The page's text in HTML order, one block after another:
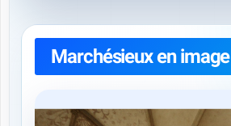
Marchésieux en image